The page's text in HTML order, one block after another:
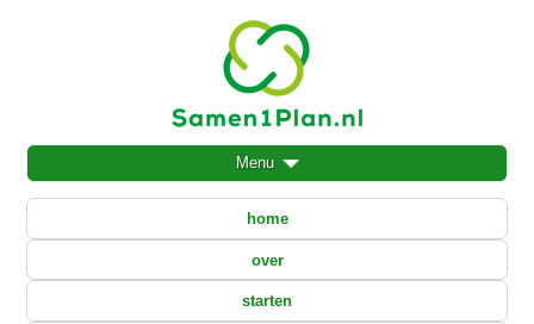
Menu
home
over
starten